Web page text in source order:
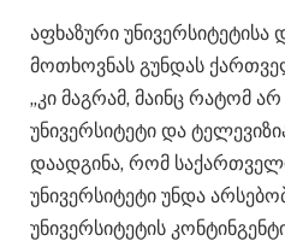
აფხაზური უნივერსიტეტისა
მოთხოვნას გუნდას
„კი მაგრამ, მაინც რატომ
უნივერსიტეტი და
დაადგინა, რომ
უნივერსიტეტი უნდა
უნივერსიტეტის